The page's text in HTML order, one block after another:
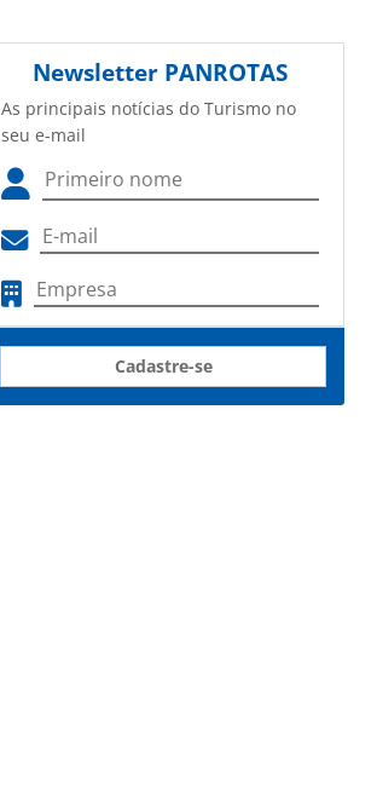
Newsletter PANROTAS
As principais notícias do Turismo no
seu e-mail
Cadastre-se